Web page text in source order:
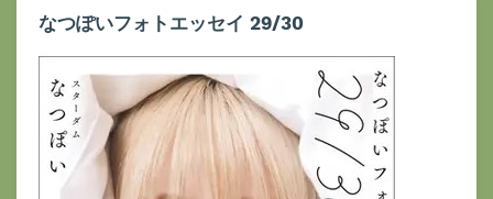
なつぽいフォトエッセイ 29/30